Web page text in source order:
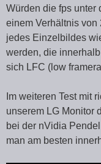
Würden die fps unter
einem Verhältnis von
jedes Einzelbildes
werden, die
sich LFC (low
Im weiteren Test mit
unserem LG Monitor
bei der nVidia
man am besten